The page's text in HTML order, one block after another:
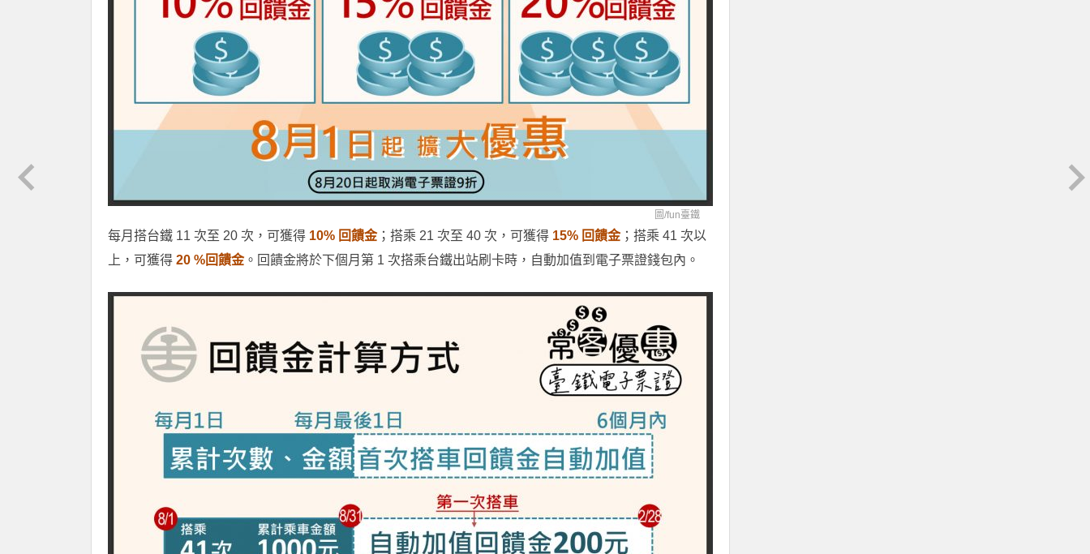
圖/fun臺鐵
每月搭台鐵 11 次至 20 次，可獲得 10% 回饋金；搭乘 21 次至 40 次，可獲得 15% 回饋金；搭乘 41 次以
上，可獲得 20 %回饋金。回饋金將於下個月第 1 次搭乘台鐵出站刷卡時，自動加值到電子票證錢包內。